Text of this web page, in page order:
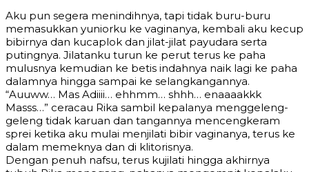
Aku pun segera menindihnya, tapi tidak buru-buru
memasukkan yuniorku ke vaginanya, kembali aku kecup
bibirnya dan kucaplok dan jilat-jilat payudara serta
putingnya. Jilatanku turun ke perut terus ke paha
mulusnya kemudian ke betis indahnya naik lagi ke paha
dalamnya hingga sampai ke selangkangannya.
“Auuww… Mas Adiiii… ehhmm… shhh… enaaaakkk
Masss…” ceracau Rika sambil kepalanya menggeleng-
geleng tidak karuan dan tangannya mencengkeram
sprei ketika aku mulai menjilati bibir vaginanya, terus ke
dalam memeknya dan di klitorisnya.
Dengan penuh nafsu, terus kujilati hingga akhirnya